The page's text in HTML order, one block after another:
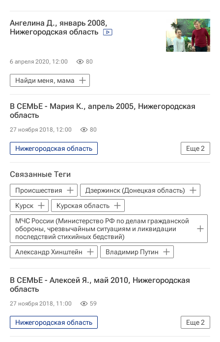
Ангелина Д., январь 2008,
Нижегородская область
6 апреля 2020, 12:00 80
Найди меня, мама
В СЕМЬЕ - Мария К., апрель 2005, Нижегородская
область
27 ноября 2018, 12:00 80
Еще2
Нижегородская область
Найди меня, мама
в семье
Связанные Теги
Происшествия
Дзержинск (Донецкая область)
Курск
Курская область
МЧС России (Министерство РФ по делам гражданской
обороны, чрезвычайным ситуациям и ликвидации
последствий стихийных бедствий)
Александр Хинштейн
Владимир Путин
В СЕМЬЕ - Алексей Я., май 2010, Нижегородская
область
27 ноября 2018, 11:00 59
Еще2
Нижегородская область
Найди меня, мама
в семье